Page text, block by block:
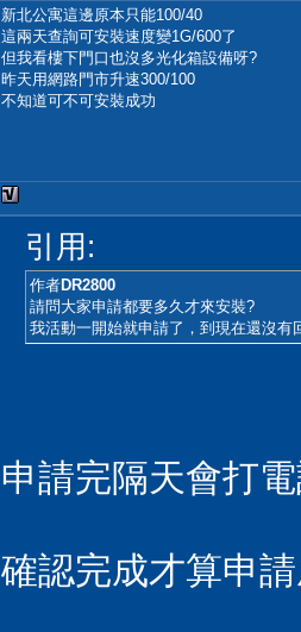
新北公寓這邊原本只能100/40
這兩天查詢可安裝速度變1G/600了
但我看樓下門口也沒多光化箱設備呀?
昨天用網路門市升速300/100
不知道可不可安裝成功
引用:
作者DR2800
請問大家申請都要多久才來安裝?
我活動一開始就申請了，到現在還沒有
申請完隔天會打
確認完成才算申